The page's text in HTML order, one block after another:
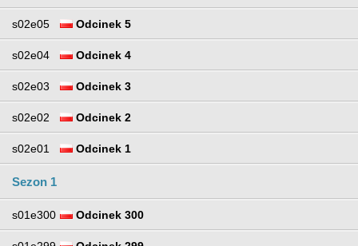
s02e05 Odcinek 5
s02e04 Odcinek 4
s02e03 Odcinek 3
s02e02 Odcinek 2
s02e01 Odcinek 1
Sezon 1
s01e300 Odcinek 300